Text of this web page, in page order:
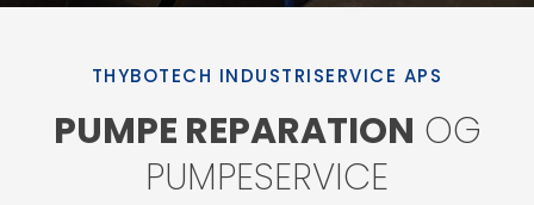
THYBOTECH INDUSTRISERVICE APS
PUMPE REPARATION OG
PUMPESERVICE